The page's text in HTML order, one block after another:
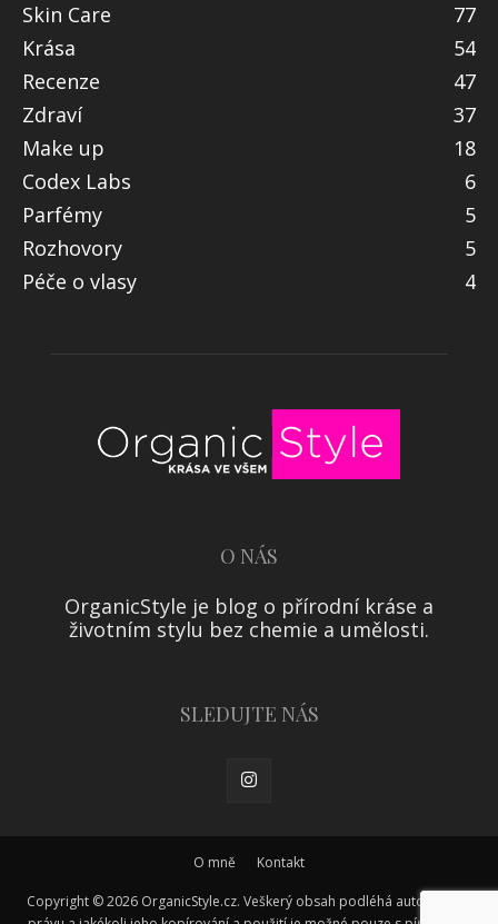
Skin Care
77
Krása
54
Recenze
47
Zdraví
37
Make up
18
Codex Labs
6
Parfémy
5
Rozhovory
5
Péče o vlasy
4
O NÁS
OrganicStyle je blog o přírodní kráse a
životním stylu bez chemie a umělosti.
SLEDUJTE NÁS
O mně Kontakt
Copyright © 2026 OrganicStyle.cz. Veškerý obsah podléhá autorskému